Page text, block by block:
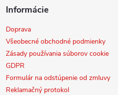
Informácie
Doprava
Všeobecné obchodné podmienky
Zásady používania súborov cookie
GDPR
Formulár na odstúpenie od zmluvy
Reklamačný protokol